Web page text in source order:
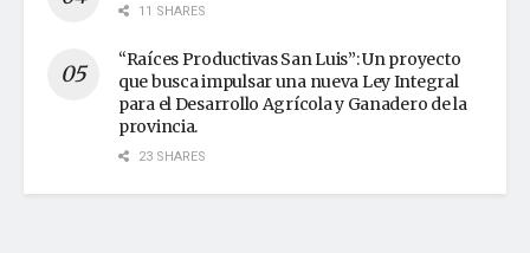
11 SHARES
“Raíces Productivas San Luis”: Un proyecto
que busca impulsar una nueva Ley Integral
para el Desarrollo Agrícola y Ganadero de la
provincia.
23 SHARES